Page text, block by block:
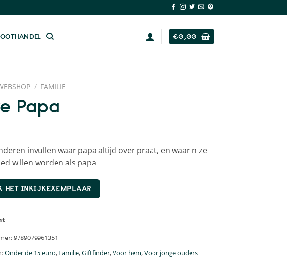
€0,00
/ FAMILIE
Papa
invullen waar papa altijd over praat, en waarin ze
willen worden als papa.
HET INKIJKEXEMPLAAR
9789079961351
Onder de 15 euro, Familie,Giftfinder,Voor hem,Voor jonge ouders